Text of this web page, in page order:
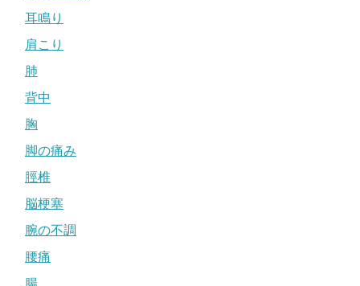
耳鳴り
肩こり
肺
背中
胸
脚の痛み
脛椎
脳梗塞
腕の不調
腰痛
腸